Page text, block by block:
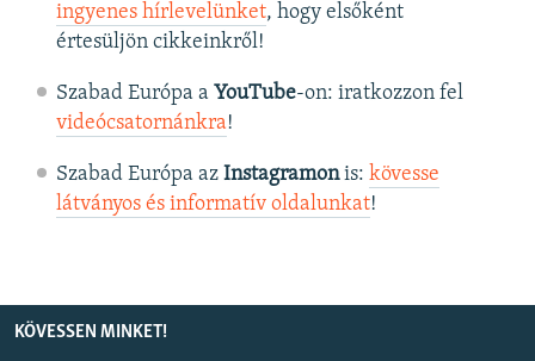
ingyenes hírlevelünket, hogy elsőként
értesüljön cikkeinkről!
Szabad Európa a YouTube-on: iratkozzon fel
videócsatornánkra!
Szabad Európa az Instagramonis: kövesse
látványos és informatív oldalunkat! ​
KÖVESSEN MINKET!